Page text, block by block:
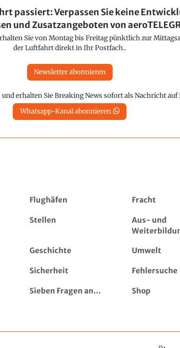
passiert: Verpassen Sie keine
und Zusatzangeboten von
Sie von Montag bis Freitag pünktlich zur
der Luftfahrt direkt in Ihr Postfach..
Newsletter abonnieren
erhalten Sie Breaking News sofort als Nachricht
Whatsapp-Kanal abonnieren
Flughäfen Fracht
Stellen
Aus- und
Geschichte Umwelt
Sicherheit Fehlersuche
Sieben Fragen an... Shop